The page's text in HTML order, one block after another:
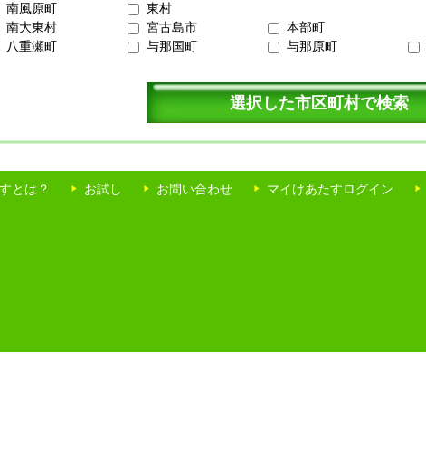
南風原町
東村
南大東村 宮古島市
本部町
八重瀬町 与那国町 与那原町
とは？ お試し お問い合わせ マイけあたすログイン